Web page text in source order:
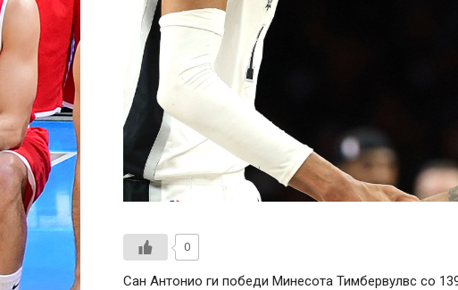
0
Сан Антонио ги победи Минесота Тимбервулвс со